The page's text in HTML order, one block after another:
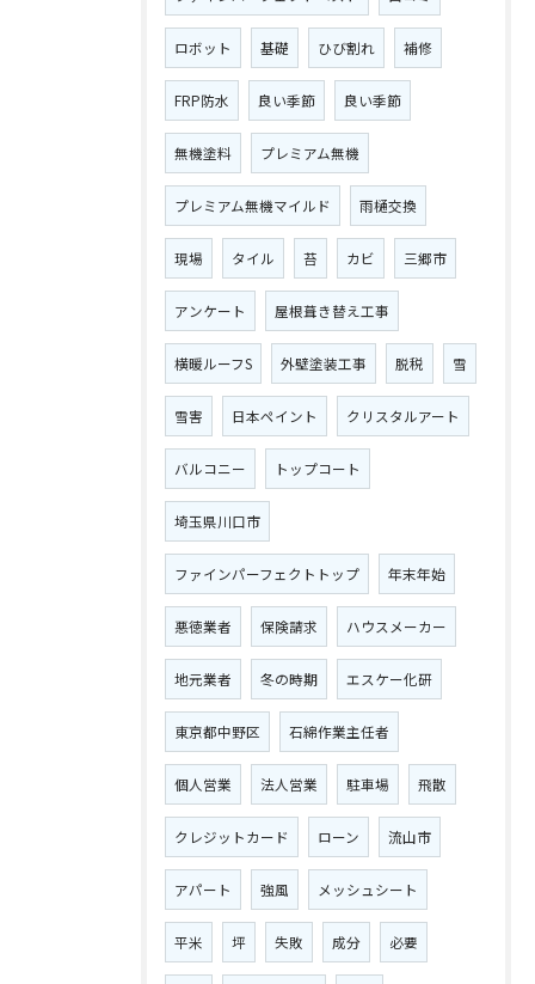
ロボット 基礎 ひび割れ 補修
FRP防水 良い季節 良い季節
無機塗料 プレミアム無機
プレミアム無機マイルド 雨樋交換
現場 タイル 苔 カビ 三郷市
アンケート 屋根葺き替え工事
横暖ルーフS 外壁塗装工事 脱税 雪
雪害 日本ペイント クリスタルアート
バルコニー トップコート
埼玉県川口市
ファインパーフェクトトップ 年末年始
悪徳業者 保険請求 ハウスメーカー
地元業者 冬の時期 エスケー化研
東京都中野区 石綿作業主任者
個人営業 法人営業 駐車場 飛散
クレジットカード ローン 流山市
アパート 強風 メッシュシート
平米 坪 失敗 成分 必要